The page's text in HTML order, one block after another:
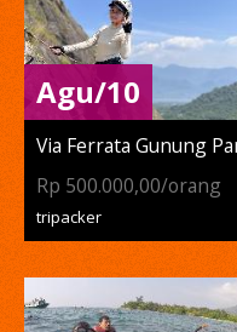
Agu/10
Rp 500.000,00/orang
tripacker